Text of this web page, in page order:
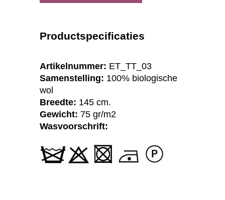
Productspecificaties
Artikelnummer: ET_TT_03
Samenstelling: 100% biologische
wol
Breedte: 145 cm.
Gewicht: 75 gr/m2
Wasvoorschrift: